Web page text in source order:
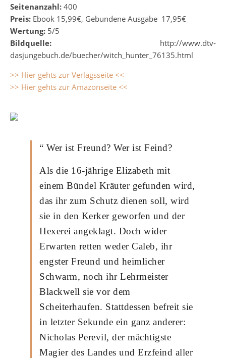
Seitenanzahl: 400
Preis: Ebook 15,99€, Gebundene Ausgabe 17,95€
Wertung: 5/5
Bildquelle: http://www.dtv-
dasjungebuch.de/buecher/witch_hunter_76135.html
>> Hier gehts zur Verlagsseite <<
>> Hier gehts zur Amazonseite <<
“ Wer ist Freund? Wer ist Feind?
Als die 16-jährige Elizabeth mit
einem Bündel Kräuter gefunden wird,
das ihr zum Schutz dienen soll, wird
sie in den Kerker geworfen und der
Hexerei angeklagt. Doch wider
Erwarten retten weder Caleb, ihr
engster Freund und heimlicher
Schwarm, noch ihr Lehrmeister
Blackwell sie vor dem
Scheiterhaufen. Stattdessen befreit sie
in letzter Sekunde ein ganz anderer:
Nicholas Perevil, der mächtigste
Magier des Landes und Erzfeind aller